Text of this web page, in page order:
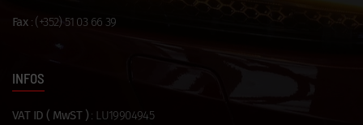
Fax: (+352) 51 03 66 39
INFOS
VAT ID ( MwST ) : LU19904945